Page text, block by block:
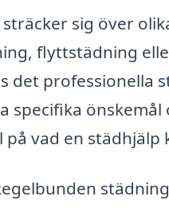
sig över
flyttstädning
det professionella
specifika
vad en städhjälp